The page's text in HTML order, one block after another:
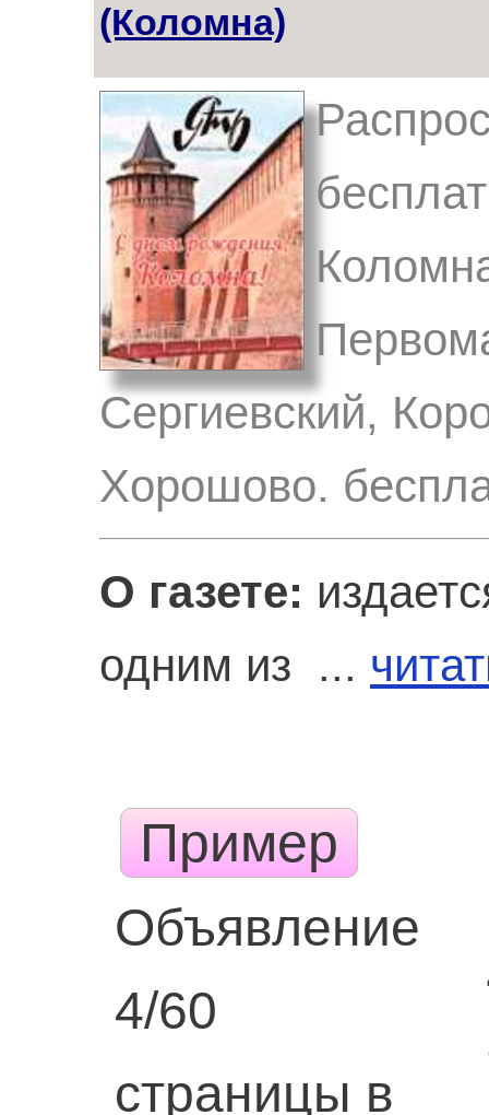
(Коломна)
Сергиевский,
Хорошово.
О газете:
одним из ...
Пример
Объявление
4/60
страницы в